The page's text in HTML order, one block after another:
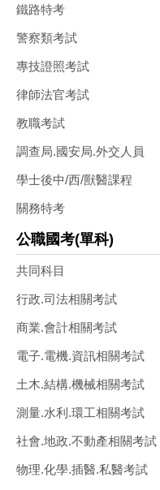
鐵路特考
警察類考試
專技證照考試
律師法官考試
教職考試
調查局.國安局.外交人員
學士後中/西/獸醫課程
關務特考
公職國考(單科)
共同科目
行政.司法相關考試
商業.會計相關考試
電子.電機.資訊相關考試
土木.結構.機械相關考試
測量.水利.環工相關考試
社會.地政.不動產相關考試
物理.化學.插醫.私醫考試